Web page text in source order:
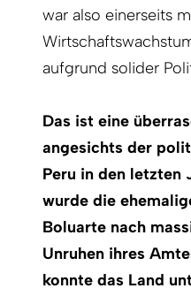
war also einerseits
aufgrund solider
Das ist eine
angesichts der
Peru in den letzten
wurde die
Boluarte nach
Unruhen ihres
konnte das Land